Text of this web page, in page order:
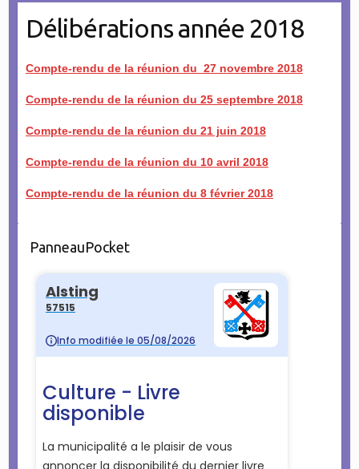
Délibérations année 2018
Compte-rendu de la réunion du 27 novembre 2018
Compte-rendu de la réunion du 25 septembre 2018
Compte-rendu de la réunion du 21 juin 2018
Compte-rendu de la réunion du 10 avril 2018
Compte-rendu de la réunion du 8 février 2018
PanneauPocket